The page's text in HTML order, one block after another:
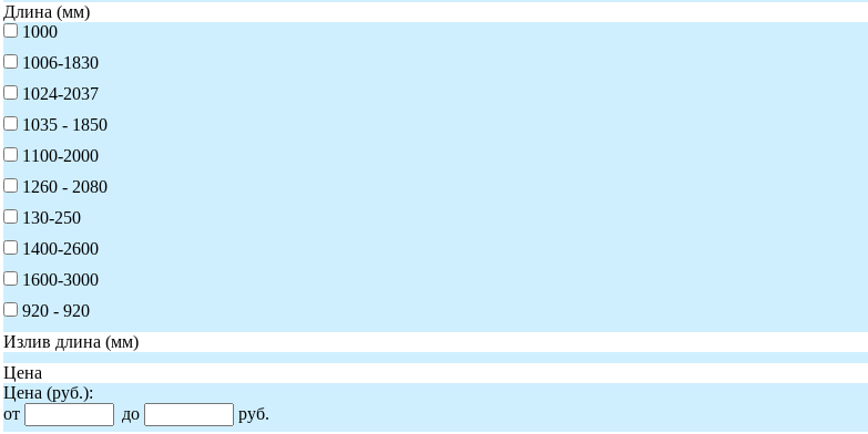
Длина (мм)
1000
1006-1830
1024-2037
1035 - 1850
1100-2000
1260 - 2080
130-250
1400-2600
1600-3000
920 - 920
Излив длина (мм)
Цена
Цена (руб.):
от
до руб.